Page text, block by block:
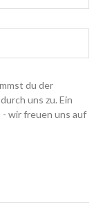
du der
uns zu. Ein
- wir freuen uns auf